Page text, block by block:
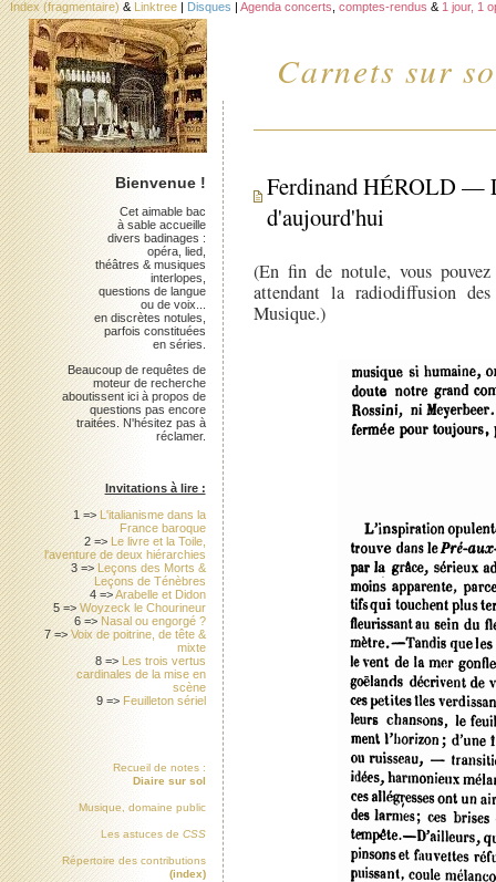
Carnets sur
Index (fragmentaire) & Linktree | Disques | Agenda concerts comptes-rendus & 1 jour, 1
Ferdinand HÉROLD —
d'aujourd'hui
(En fin de notule, vous
attendant la radiodiffusion
Musique.)
Bienvenue !
Cet aimable bac
à sable accueille
divers badinages :
opéra, lied,
théâtres & musiques
interlopes,
questions de langue
ou de voix...
en discrètes notules,
parfois constituées
en séries.
Beaucoup de requêtes de
moteur de recherche
aboutissent ici à propos de
questions pas encore
traitées. N'hésitez pas à
réclamer.
Invitations à lire :
1 => L'italianisme dans la
France baroque
2 => Le livre et la Toile,
l'aventure de deux hiérarchies
3 => Leçons des Morts &
Leçons de Ténèbres
4 =>Arabelle et Didon
5 =>Woyzeck le Chourineur
6 => Nasal ou engorgé ?
7 =>Voix de poitrine, de tête &
mixte
8 => Les trois vertus
cardinales de la mise en
scène
9 => Feuilleton sériel
Recueil de notes :
Diaire sur sol
Musique, domaine public
Les astuces de CSS
Répertoire des contributions
(index)